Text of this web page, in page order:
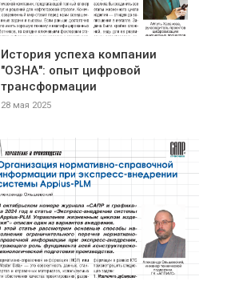
История успеха компании
"ОЗНА": опыт цифровой
трансформации
28 мая 2025